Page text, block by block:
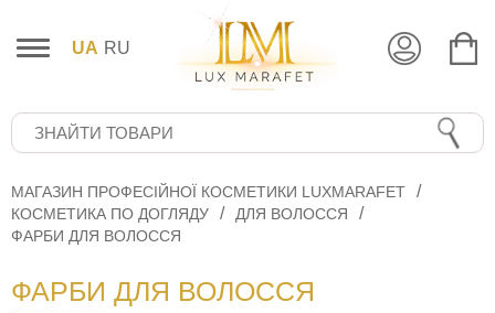
UA RU
МАГАЗИН ПРОФЕСІЙНОЇ КОСМЕТИКИ LUXMARAFET
КОСМЕТИКА ПО ДОГЛЯДУ
ДЛЯ ВОЛОССЯ
ФАРБИ ДЛЯ ВОЛОССЯ
ФАРБИ ДЛЯ ВОЛОССЯ